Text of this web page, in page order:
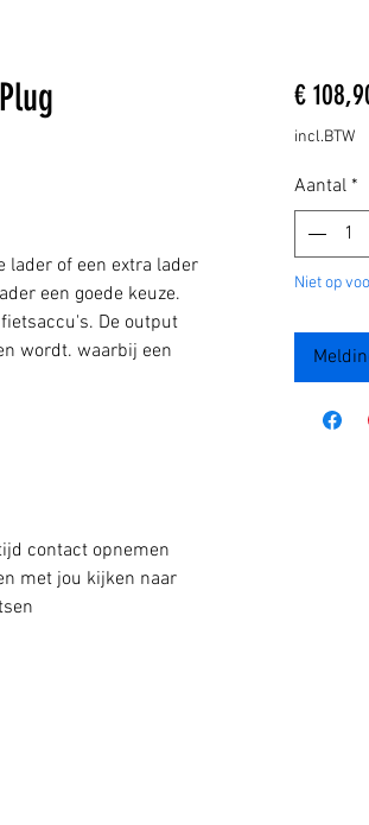
lader of een extra lader
een goede keuze.
De output
wordt. waarbij een
contact opnemen
met jou kijken naar
€
incl.BTW
Aantal *
Niet op